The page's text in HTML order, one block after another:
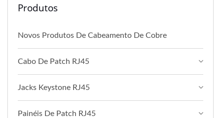
Produtos
Novos Produtos De Cabeamento De Cobre
Cabo De Patch RJ45
Jacks Keystone RJ45
Painéis De Patch RJ45